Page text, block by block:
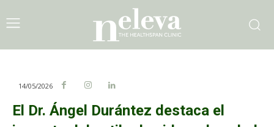
14/05/2026
El Dr. Ángel Durántez destaca el